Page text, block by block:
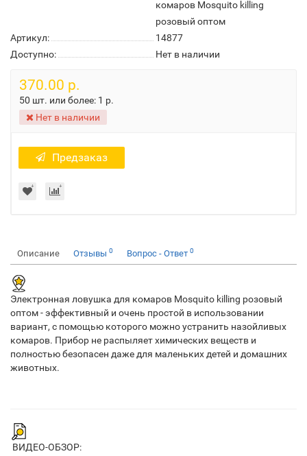
комаров Mosquito killing
розовый оптом
Артикул:
14877
Доступно:
Нет в наличии
370.00 р.
50 шт. или более: 1 р.
Нет в наличии
Предзаказ
Описание Отзывы 0 Вопрос - Ответ 0
Электронная ловушка для комаров Mosquito killing розовый
оптом - эффективный и очень простой в использовании
вариант, с помощью которого можно устранить назойливых
комаров. Прибор не распыляет химических веществ и
полностью безопасен даже для маленьких детей и домашних
животных.
ВИДЕО-ОБЗОР: